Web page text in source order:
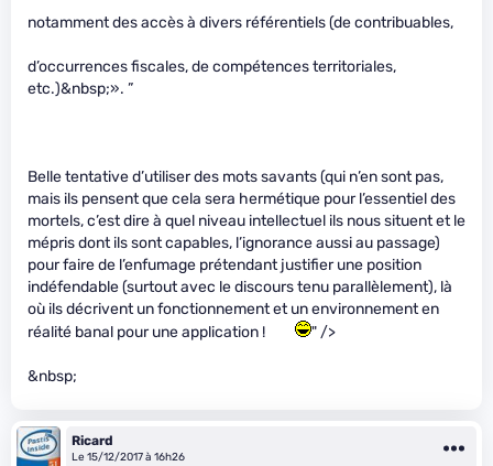
notamment des accès à divers référentiels (de contribuables,
d’occurrences fiscales, de compétences territoriales,
etc.)&nbsp;». ”
Belle tentative d’utiliser des mots savants (qui n’en sont pas,
mais ils pensent que cela sera hermétique pour l’essentiel des
mortels, c’est dire à quel niveau intellectuel ils nous situent et le
mépris dont ils sont capables, l’ignorance aussi au passage)
pour faire de l’enfumage prétendant justifier une position
indéfendable (surtout avec le discours tenu parallèlement), là
où ils décrivent un fonctionnement et un environnement en
réalité banal pour une application !
" />
&nbsp;
Ricard
Le 15/12/2017 à 16h26